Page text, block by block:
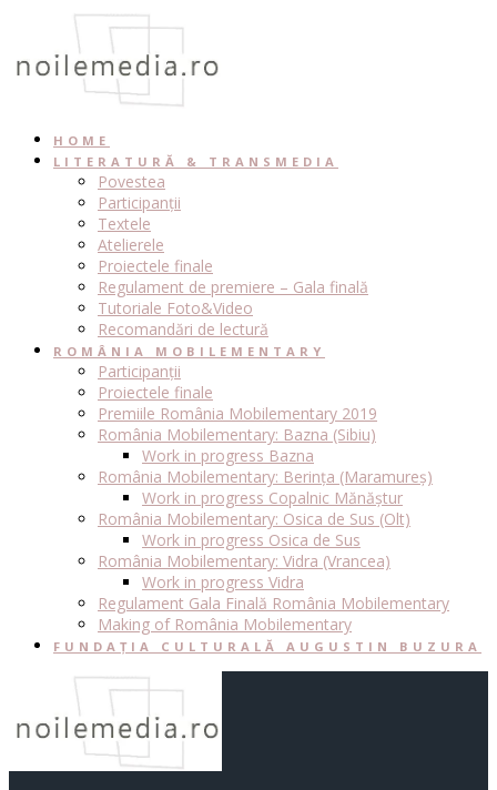
content
HOME
LITERATURĂ & TRANSMEDIA
Povestea
Participanții
Textele
Atelierele
Proiectele finale
Regulament de premiere – Gala finală
Tutoriale Foto&Video
Recomandări de lectură
ROMÂNIA MOBILEMENTARY
Participanții
Proiectele finale
Premiile România Mobilementary 2019
România Mobilementary: Bazna (Sibiu)
Work in progress Bazna
România Mobilementary: Berința (Maramureș)
Work in progress Copalnic Mănăștur
România Mobilementary: Osica de Sus (Olt)
Work in progress Osica de Sus
România Mobilementary: Vidra (Vrancea)
Work in progress Vidra
Regulament Gala Finală România Mobilementary
Making of România Mobilementary
FUNDAȚIA CULTURALĂ AUGUSTIN BUZURA